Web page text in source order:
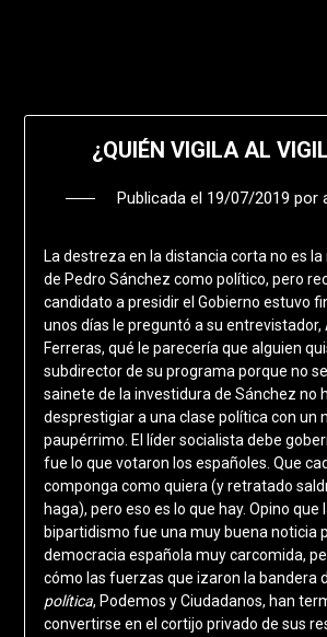
¿QUIÉN VIGILA AL
Publicada el 19/07/2019 por
La destreza en la distancia corta no es
de Pedro Sánchez como político, pero
candidato a presidir el Gobierno estuvo
unos días le preguntó a su entrevistador,
Ferreras, qué le parecería que alguien
subdirector de su programa porque no se
sainete de la investidura de Sánchez no
desprestigiar a una clase política con un
paupérrimo. El líder socialista debe
fue lo que votaron los españoles. Que
componga como quiera (y retratado
haga), pero eso es lo que hay. Opino que
bipartidismo fue una muy buena noticia
democracia española muy carcomida,
cómo las fuerzas que izaron la bandera
política, Podemos y Ciudadanos, han
convertirse en el cortijo privado de sus